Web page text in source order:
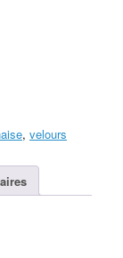
, velours